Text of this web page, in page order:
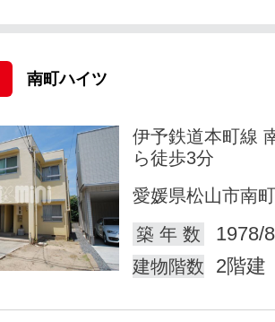
南町ハイツ
伊予鉄道本町線
ら徒歩3分
愛媛県松山市南町
築 年 数
1978/
建物階数 2階建